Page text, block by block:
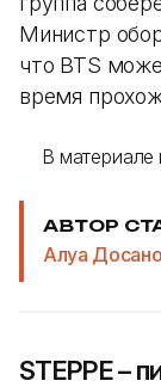
Министр
что BTS
время
В материале
АВТОР
Алуа
STEPPE –